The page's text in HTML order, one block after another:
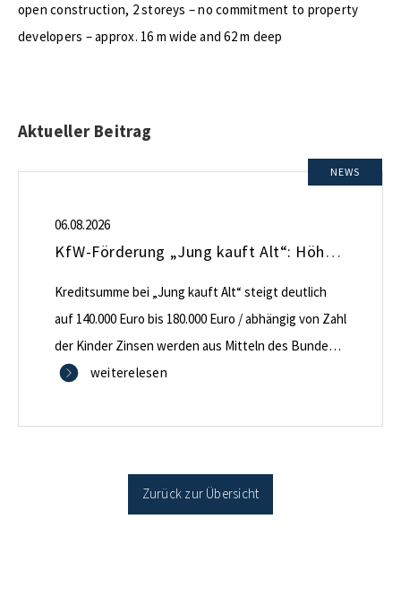
open construction, 2 storeys – no commitment to property
developers – approx. 16 m wide and 62 m deep
Aktueller Beitrag
NEWS
06.08.2026
KfW-Förderung „Jung kauft Alt“: Höhere Kredite ab August 2026
Kreditsumme bei „Jung kauft Alt“ steigt deutlich
auf 140.000 Euro bis 180.000 Euro / abhängig von Zahl
der Kinder Zinsen werden aus Mitteln des Bundes
verbilligt: Heutiger Zins bei 0,53 Prozent effektiv bei
Antragstellende verpflichten sich zu energetischer
Sanierung in Einzelmaßnahmen […]
weiterelesen
Zurück zur Übersicht